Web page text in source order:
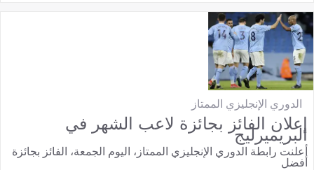
الدوري الإنجليزي الممتاز
إعلان الفائز بجائزة لاعب الشهر في
البريميرليج
أعلنت رابطة الدوري الإنجليزي الممتاز، اليوم الجمعة، الفائز بجائزة
أفضل